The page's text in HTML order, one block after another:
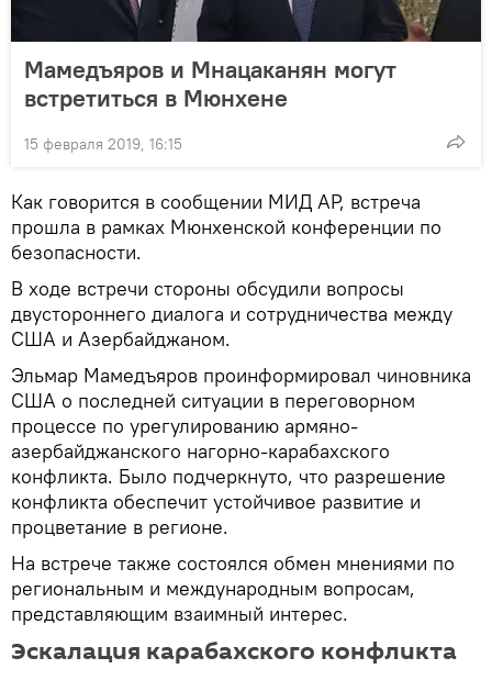
Мамедъяров и Мнацаканян могут
встретиться в Мюнхене
15 февраля 2019, 16:15
Как говорится в сообщении МИД АР, встреча
прошла в рамках Мюнхенской конференции по
безопасности.
В ходе встречи стороны обсудили вопросы
двустороннего диалога и сотрудничества между
США и Азербайджаном.
Эльмар Мамедъяров проинформировал чиновника
США о последней ситуации в переговорном
процессе по урегулированию армяно-
азербайджанского нагорно-карабахского
конфликта. Было подчеркнуто, что разрешение
конфликта обеспечит устойчивое развитие и
процветание в регионе.
На встрече также состоялся обмен мнениями по
региональным и международным вопросам,
представляющим взаимный интерес.
Эскалация карабахского конфликта